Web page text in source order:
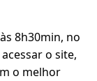
8h30min, no
o site,
o melhor